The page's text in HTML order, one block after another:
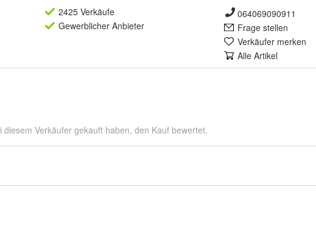
2425 Verkäufe
Gewerblicher Anbieter
064069090911
Frage stellen
Verkäufer merken
Alle Artikel
Verkäufer gekauft haben, den Kauf bewertet.